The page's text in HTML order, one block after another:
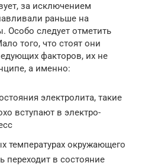
за исключением
раньше на
Особо следует отметить
того, что стоят они
факторов, их не
а именно:
электролита, такие
вступают в электро-
температурах окружающего
переходит в состояние